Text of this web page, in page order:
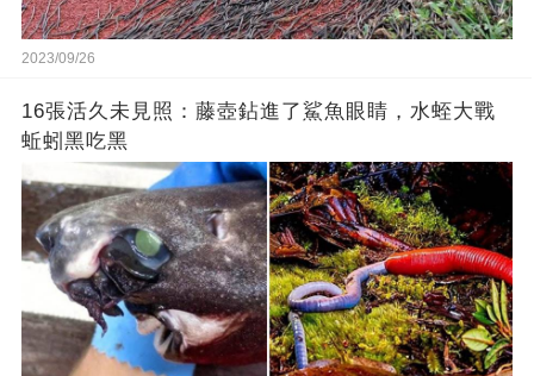
2023/09/26
16張活久未見照：藤壺鉆進了鯊魚眼睛，水蛭大戰
蚯蚓黑吃黑